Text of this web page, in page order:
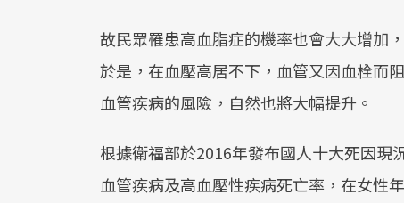
故民眾罹患高血脂症的機率也會大大增加
於是，在血壓高居不下，血管又因血栓而
血管疾病的風險，自然也將大幅提升。
根據衛福部於2016年發布國人十大死因現
血管疾病及高血壓性疾病死亡率，在女性